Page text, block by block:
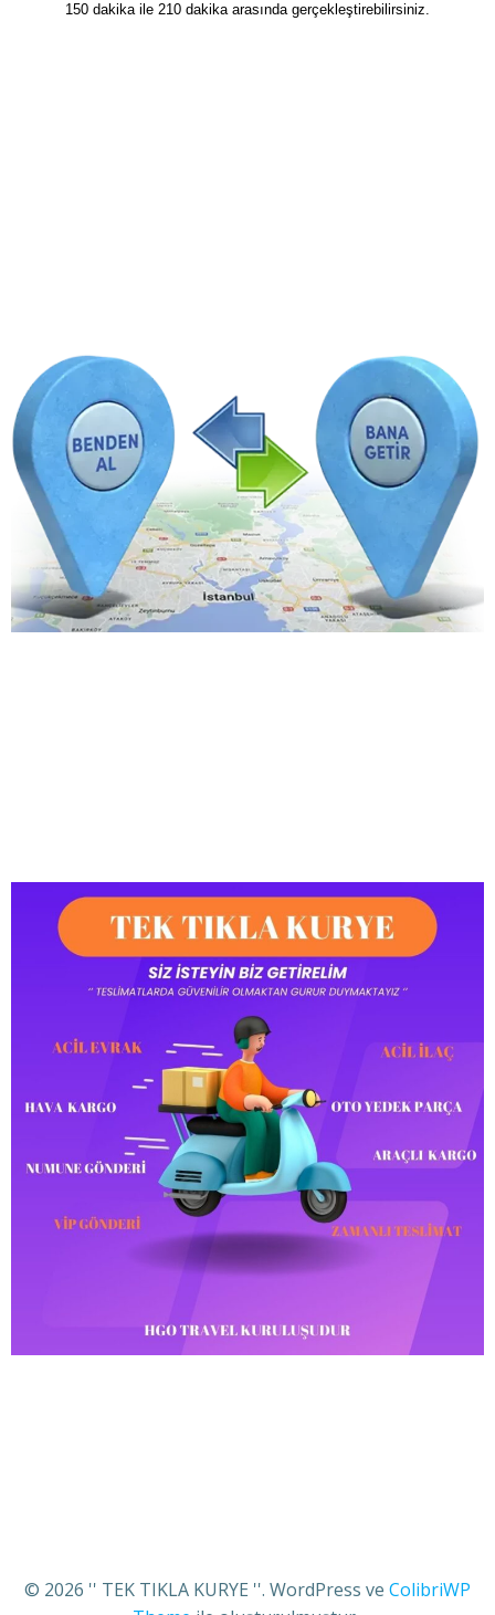
150 dakika ile 210 dakika arasında gerçekleştirebilirsiniz.
© 2026 '' TEK TIKLA KURYE ''. WordPress ve ColibriWP